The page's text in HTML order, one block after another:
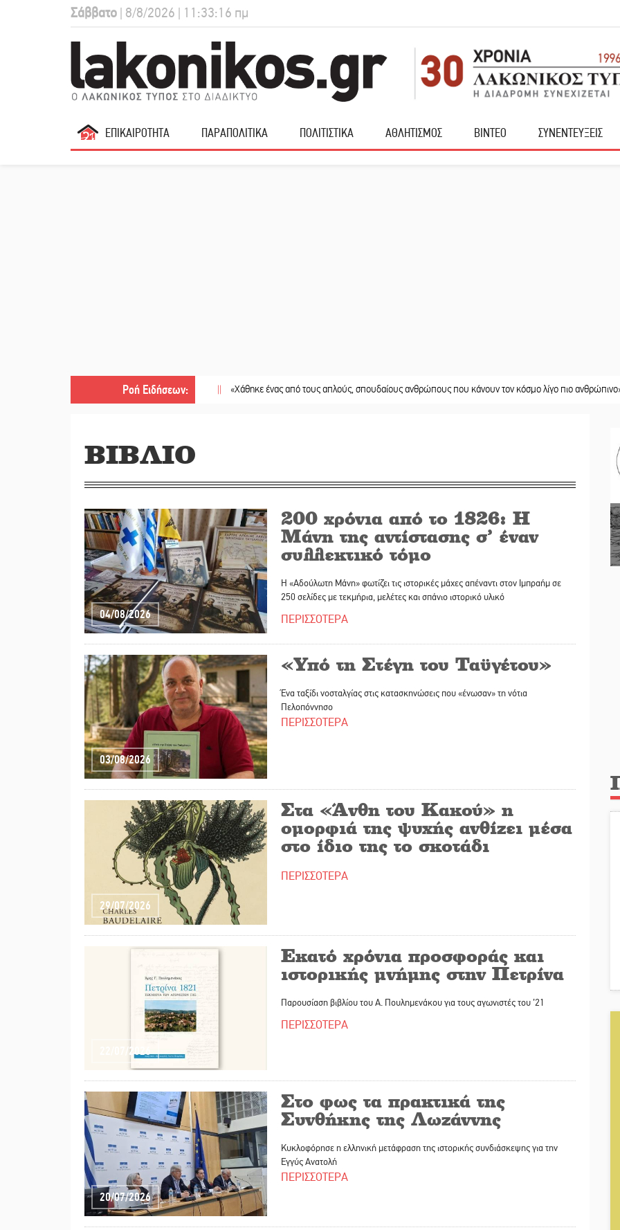
Σάββατο | 8/8/2026 | 11:33:17 πμ
ΕΠΙΚΑΙΡΟΤΗΤΑ ΠΑΡΑΠΟΛΙΤΙΚΑ ΠΟΛΙΤΙΣΤΙΚΑ ΑΘΛΗΤΙΣΜΟΣ ΒΙΝΤΕΟ ΣΥΝΕΝΤΕΥΞΕΙΣ
Ροή Ειδήσεων:
|| «Χάθηκε ένας από τους απλούς, σπουδαίους ανθρώπους που κάνουν τον κόσμο λίγο πιο ανθρώπινο» || Χωρίς
ΒΙΒΛΙΟ
04/08/2026
200 χρόνια από το 1826: Η
Μάνη της αντίστασης σ’ έναν
συλλεκτικό τόμο
Η «Αδούλωτη Μάνη» φωτίζει τις ιστορικές μάχες απέναντι στον Ιμπραήμ σε
250 σελίδες με τεκμήρια, μελέτες και σπάνιο ιστορικό υλικό
ΠΕΡΙΣΣΟΤΕΡΑ
03/08/2026
«Υπό τη Στέγη του Ταϋγέτου»
Ένα ταξίδι νοσταλγίας στις κατασκηνώσεις που «ένωσαν» τη νότια
Πελοπόννησο
ΠΕΡΙΣΣΟΤΕΡΑ
29/07/2026
Στα «Άνθη του Κακού» η
ομορφιά της ψυχής ανθίζει μέσα
στο ίδιο της το σκοτάδι
ΠΕΡΙΣΣΟΤΕΡΑ
22/07/2026
Εκατό χρόνια προσφοράς και
ιστορικής μνήμης στην Πετρίνα
Παρουσίαση βιβλίου του Α. Πουλημενάκου για τους αγωνιστές του ’21
ΠΕΡΙΣΣΟΤΕΡΑ
20/07/2026
Στο φως τα πρακτικά της
Συνθήκης της Λωζάννης
Κυκλοφόρησε η ελληνική μετάφραση της ιστορικής συνδιάσκεψης για την
Εγγύς Ανατολή
ΠΕΡΙΣΣΟΤΕΡΑ